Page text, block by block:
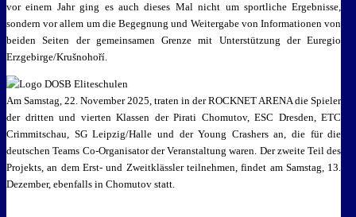
vor einem Jahr ging es auch dieses Mal nicht um sportliche Ergebnisse,
sondern vor allem um die Begegnung und Weitergabe von Informationen von
beiden Seiten der gemeinsamen Grenze mit Unterstützung der Euregio
Erzgebirge/Krušnohoří.
Am Samstag, 22. November 2025, traten in der ROCKNET ARENA die Spieler
der dritten und vierten Klassen der Pirati Chomutov, ESC Dresden, ETC
Crimmitschau, SG Leipzig/Halle und der Young Crashers an, die für die
deutschen Teams Co-Organisator der Veranstaltung waren. Der zweite Teil des
Projekts, an dem Erst- und Zweitklässler teilnehmen, findet am Samstag, 13.
Dezember, ebenfalls in Chomutov statt.